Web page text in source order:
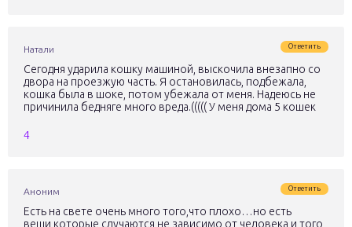
Натали Ответить
Сегодня ударила кошку машиной, выскочила внезапно со
двора на проезжую часть. Я остановилась, подбежала,
кошка была в шоке, потом убежала от меня. Надеюсь не
причинила бедняге много вреда.((((( У меня дома 5 кошек
4
Аноним Ответить
Есть на свете очень много того,что плохо…но есть
вещи,которые случаются не зависимо от человека и того